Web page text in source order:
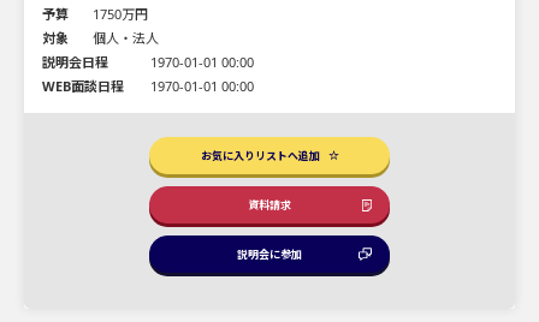
予算
1750万円
対象
個人・法人
説明会日程
1970-01-01 00:00
WEB面談日程
1970-01-01 00:00
お気に入りリストへ追加
資料請求
説明会に参加